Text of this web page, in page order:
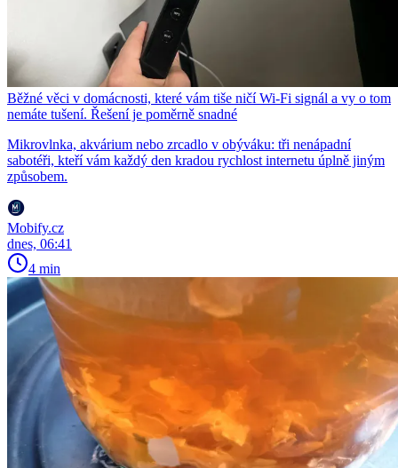
Běžné věci v domácnosti, které vám tiše ničí Wi-Fi signál a vy o tom
nemáte tušení. Řešení je poměrně snadné
Mikrovlnka, akvárium nebo zrcadlo v obýváku: tři nenápadní
sabotéři, kteří vám každý den kradou rychlost internetu úplně jiným
způsobem.
Mobify.cz
dnes, 06:41
4 min